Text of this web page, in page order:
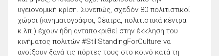
υγειονομική κρίση. Συνεπώς, σχεδόν 80 πολιτιστικοί
χώροι (κινηματογράφοι, θέατρα, πολιτιστικά κέντρα
κ.λπ.) έχουν ήδη ανταποκριθεί στην έκκληση του
κινήματος πολιτών #StillStandingForCulture να
ανοίξουν ξανά τις πόρτες τους στο κοινό κατά τη